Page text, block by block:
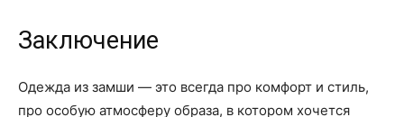
Заключение
Одежда из замши — это всегда про комфорт и стиль,
про особую атмосферу образа, в котором хочется